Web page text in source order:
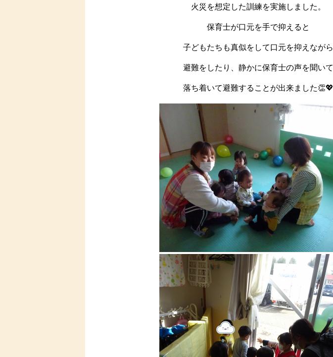
火災を想定した訓練を実施しました。
保育士が口元を手で抑えると
子どもたちも真似をして口元を抑えながら
避難をしたり、静かに保育士の声を聞いて
落ち着いて避難することが出来ました👏💖